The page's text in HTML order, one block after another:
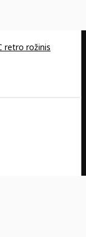
retro rožinis